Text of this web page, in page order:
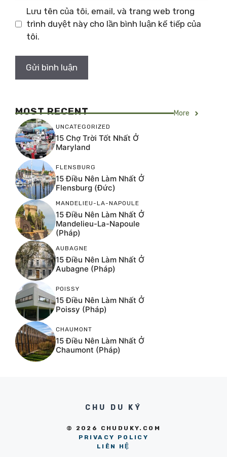
Lưu tên của tôi, email, và trang web trong
trình duyệt này cho lần bình luận kế tiếp của
tôi.
MOST RECENT More
UNCATEGORIZED
15 Chợ Trời Tốt Nhất Ở
Maryland
FLENSBURG
15 Điều Nên Làm Nhất Ở
Flensburg (Đức)
MANDELIEU-LA-NAPOULE
15 Điều Nên Làm Nhất Ở
Mandelieu-La-Napoule
(Pháp)
AUBAGNE
15 Điều Nên Làm Nhất Ở
Aubagne (Pháp)
POISSY
15 Điều Nên Làm Nhất Ở
Poissy (Pháp)
CHAUMONT
15 Điều Nên Làm Nhất Ở
Chaumont (Pháp)
CHU DU KÝ
© 2026 CHUDUKY.COM
PRIVACY POLICY
LIÊN HỆ